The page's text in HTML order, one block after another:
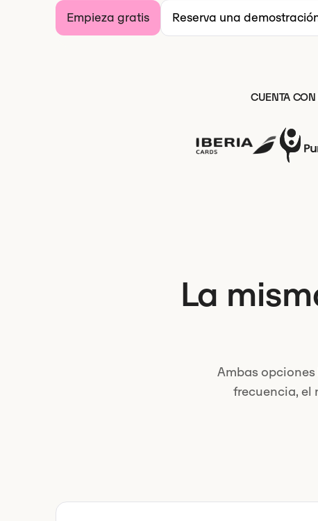
Empieza gratis Reserva una
CUENTA
La
Ambas
frecuencia, el